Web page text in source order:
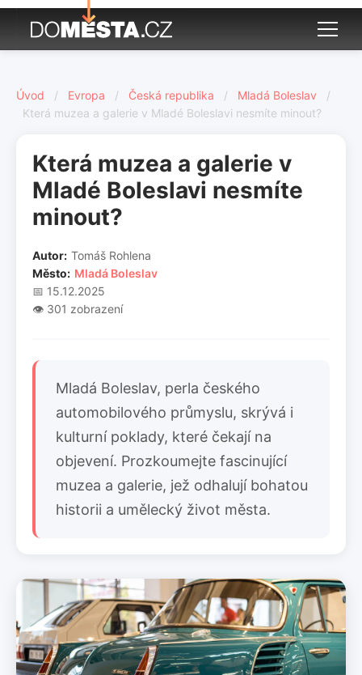
Úvod / Evropa / Česká republika / Mladá Boleslav
/
Která muzea a galerie v Mladé Boleslavi nesmíte minout?
Která muzea a galerie v
Mladé Boleslavi nesmíte
minout?
Autor: Tomáš Rohlena
Město: Mladá Boleslav
📅 15.12.2025
👁️ 301 zobrazení
Mladá Boleslav, perla českého
automobilového průmyslu, skrývá i
kulturní poklady, které čekají na
objevení. Prozkoumejte fascinující
muzea a galerie, jež odhalují bohatou
historii a umělecký život města.